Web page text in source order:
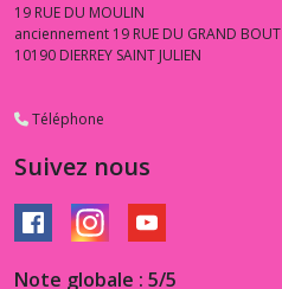
19 RUE DU MOULIN
anciennement 19 RUE DU GRAND BOUT
10190 DIERREY SAINT JULIEN
Téléphone
Suivez nous
Note globale : 5/5